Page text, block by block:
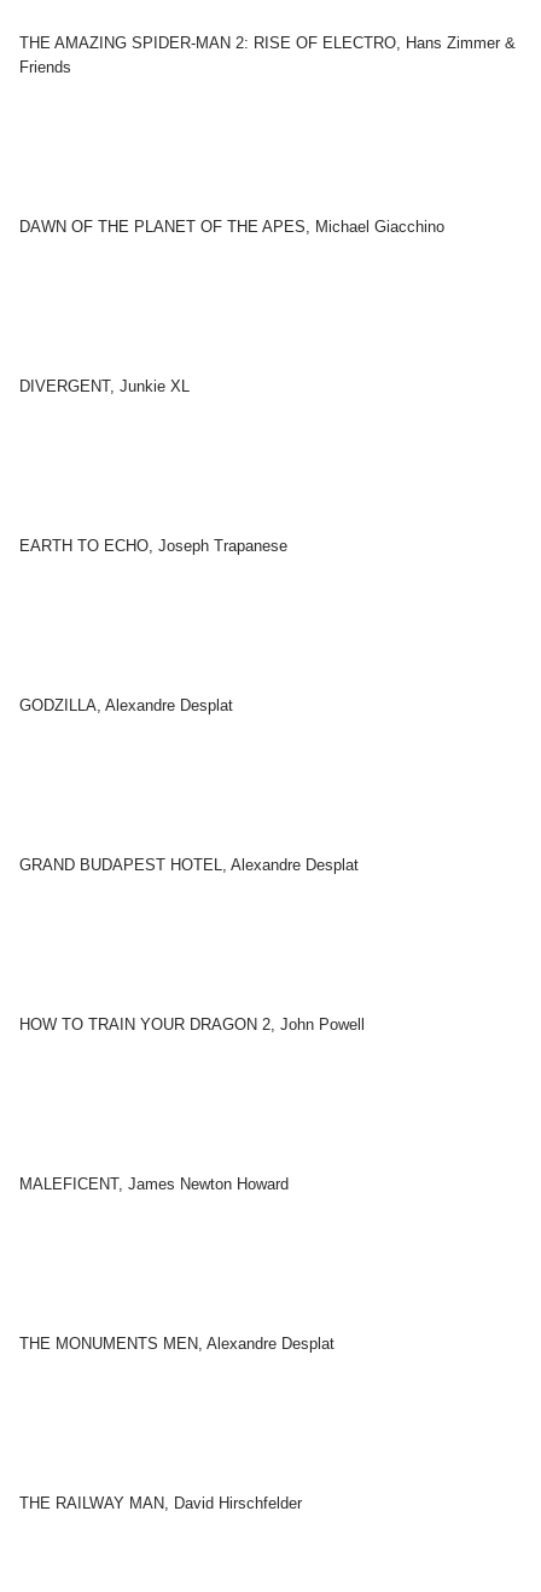
THE AMAZING SPIDER-MAN 2: RISE OF ELECTRO, Hans Zimmer &
Friends
DAWN OF THE PLANET OF THE APES, Michael Giacchino
DIVERGENT, Junkie XL
EARTH TO ECHO, Joseph Trapanese
GODZILLA, Alexandre Desplat
GRAND BUDAPEST HOTEL, Alexandre Desplat
HOW TO TRAIN YOUR DRAGON 2, John Powell
MALEFICENT, James Newton Howard
THE MONUMENTS MEN, Alexandre Desplat
THE RAILWAY MAN, David Hirschfelder